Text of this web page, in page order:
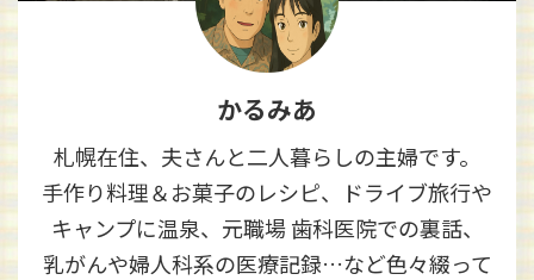
かるみあ
札幌在住、夫さんと二人暮らしの主婦です。
手作り料理＆お菓子のレシピ、ドライブ旅行や
キャンプに温泉、元職場 歯科医院での裏話、
乳がんや婦人科系の医療記録…など色々綴って